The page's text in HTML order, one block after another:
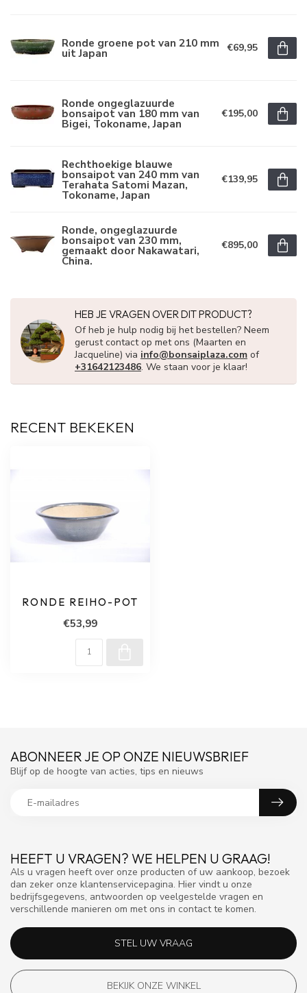
Ronde groene pot van 210 mm
uit Japan €69,95
Ronde ongeglazuurde
bonsaipot van 180 mm van
Bigei, Tokoname, Japan
€195,00
Rechthoekige blauwe
bonsaipot van 240 mm van
Terahata Satomi Mazan,
Tokoname, Japan
€139,95
Ronde, ongeglazuurde
bonsaipot van 230 mm,
gemaakt door Nakawatari,
China.
€895,00
HEB JE VRAGEN OVER DIT PRODUCT?
Of heb je hulp nodig bij het bestellen? Neem
gerust contact op met ons (Maarten en
Jacqueline) via info@bonsaiplaza.com of
+31642123486. We staan voor je klaar!
RECENT BEKEKEN
RONDE REIHO-POT
€53,99
HEEFT U VRAGEN? WE HELPEN U GRAAG!
Als u vragen heeft over onze producten of uw aankoop, bezoek
dan zeker onze klantenservicepagina. Hier vindt u onze
bedrijfsgegevens, antwoorden op veelgestelde vragen en
verschillende manieren om met ons in contact te komen.
STEL UW VRAAG
BEKIJK ONZE WINKEL
ABONNEER JE OP ONZE NIEUWSBRIEF
Blijf op de hoogte van acties, tips en nieuws